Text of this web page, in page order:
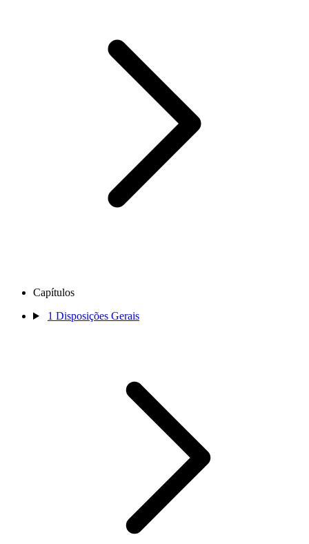
Capítulos
1 Disposições Gerais